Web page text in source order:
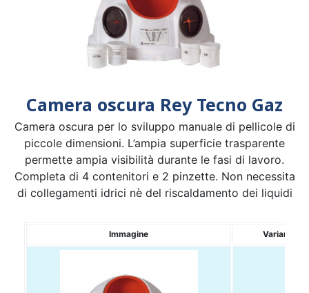
Camera oscura Rey Tecno Gaz
Camera oscura per lo sviluppo manuale di pellicole di
piccole dimensioni. L’ampia superficie trasparente
permette ampia visibilità durante le fasi di lavoro.
Completa di 4 contenitori e 2 pinzette. Non necessita
di collegamenti idrici nè del riscaldamento dei liquidi
Immagine Variante